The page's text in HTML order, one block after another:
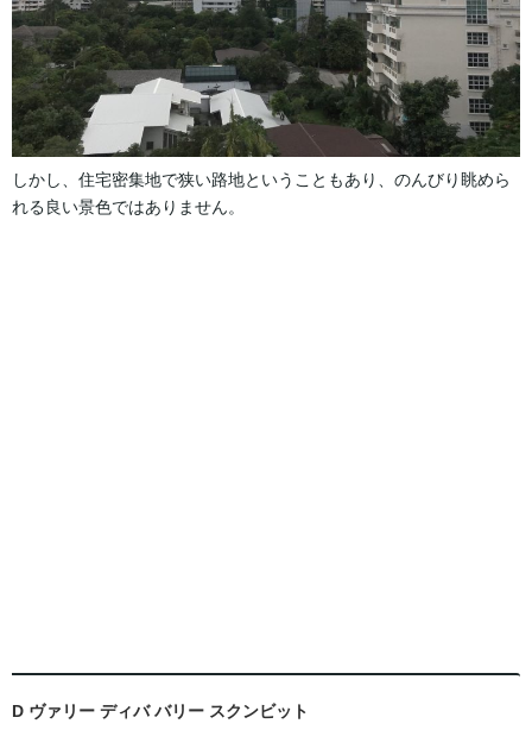
しかし、住宅密集地で狭い路地ということもあり、のんびり眺めら
れる良い景色ではありません。
D ヴァリー ディバ バリー スクンビット